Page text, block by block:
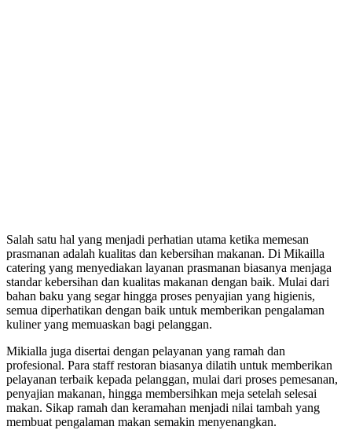
Salah satu hal yang menjadi perhatian utama ketika memesan
prasmanan adalah kualitas dan kebersihan makanan. Di Mikailla
catering yang menyediakan layanan prasmanan biasanya menjaga
standar kebersihan dan kualitas makanan dengan baik. Mulai dari
bahan baku yang segar hingga proses penyajian yang higienis,
semua diperhatikan dengan baik untuk memberikan pengalaman
kuliner yang memuaskan bagi pelanggan.
Mikialla juga disertai dengan pelayanan yang ramah dan
profesional. Para staff restoran biasanya dilatih untuk memberikan
pelayanan terbaik kepada pelanggan, mulai dari proses pemesanan,
penyajian makanan, hingga membersihkan meja setelah selesai
makan. Sikap ramah dan keramahan menjadi nilai tambah yang
membuat pengalaman makan semakin menyenangkan.